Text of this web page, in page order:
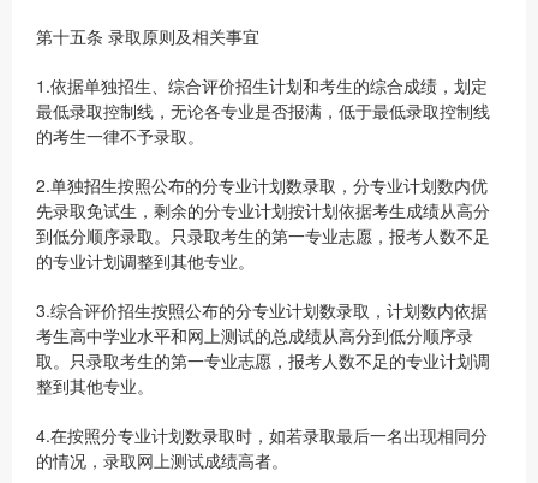
第十五条 录取原则及相关事宜
1.依据单独招生、综合评价招生计划和考生的综合成绩，划定
最低录取控制线，无论各专业是否报满，低于最低录取控制线
的考生一律不予录取。
2.单独招生按照公布的分专业计划数录取，分专业计划数内优
先录取免试生，剩余的分专业计划按计划依据考生成绩从高分
到低分顺序录取。只录取考生的第一专业志愿，报考人数不足
的专业计划调整到其他专业。
3.综合评价招生按照公布的分专业计划数录取，计划数内依据
考生高中学业水平和网上测试的总成绩从高分到低分顺序录
取。只录取考生的第一专业志愿，报考人数不足的专业计划调
整到其他专业。
4.在按照分专业计划数录取时，如若录取最后一名出现相同分
的情况，录取网上测试成绩高者。